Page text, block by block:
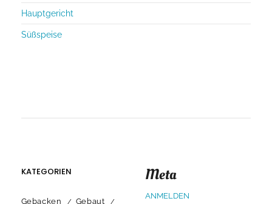
Hauptgericht
Süßspeise
KATEGORIEN
Gebacken Gebaut
Meta
ANMELDEN